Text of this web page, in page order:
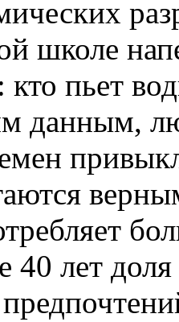
школе
пьет
данным,
лет доля